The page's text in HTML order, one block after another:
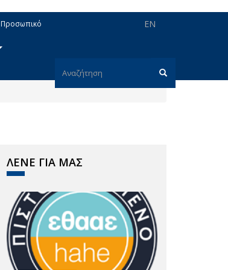
EN
Προσωπικό
Φόρμα
ΛΕΝΕ ΓΙΑ ΜΑΣ